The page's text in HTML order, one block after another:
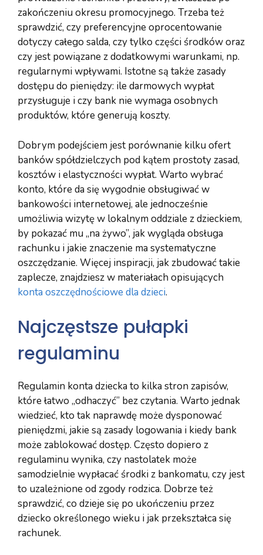
zakończeniu okresu promocyjnego. Trzeba też
sprawdzić, czy preferencyjne oprocentowanie
dotyczy całego salda, czy tylko części środków oraz
czy jest powiązane z dodatkowymi warunkami, np.
regularnymi wpływami. Istotne są także zasady
dostępu do pieniędzy: ile darmowych wypłat
przysługuje i czy bank nie wymaga osobnych
produktów, które generują koszty.
Dobrym podejściem jest porównanie kilku ofert
banków spółdzielczych pod kątem prostoty zasad,
kosztów i elastyczności wypłat. Warto wybrać
konto, które da się wygodnie obsługiwać w
bankowości internetowej, ale jednocześnie
umożliwia wizytę w lokalnym oddziale z dzieckiem,
by pokazać mu „na żywo”, jak wygląda obsługa
rachunku i jakie znaczenie ma systematyczne
oszczędzanie. Więcej inspiracji, jak zbudować takie
zaplecze, znajdziesz w materiałach opisujących
konta oszczędnościowe dla dzieci.
Najczęstsze pułapki
regulaminu
Regulamin konta dziecka to kilka stron zapisów,
które łatwo „odhaczyć” bez czytania. Warto jednak
wiedzieć, kto tak naprawdę może dysponować
pieniędzmi, jakie są zasady logowania i kiedy bank
może zablokować dostęp. Często dopiero z
regulaminu wynika, czy nastolatek może
samodzielnie wypłacać środki z bankomatu, czy jest
to uzależnione od zgody rodzica. Dobrze też
sprawdzić, co dzieje się po ukończeniu przez
dziecko określonego wieku i jak przekształca się
rachunek.